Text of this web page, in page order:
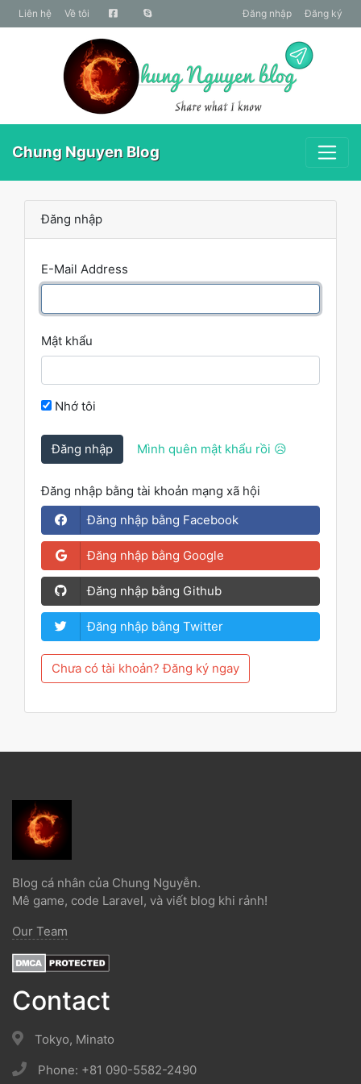
liên hệ Về tôi Đăng nhập Đăng ký
Chung Nguyen Blog
Đăng nhập
E-Mail Address
Mật khẩu
Nhớ tôi
Đăng nhập Mình quên mật khẩu rồi 😥
Đăng nhập bằng tài khoản mạng xã hội
Đăng nhập bằng Facebook
Đăng nhập bằng Google
Đăng nhập bằng Github
Đăng nhập bằng Twitter
Chưa có tài khoản? Đăng ký ngay
Blog cá nhân của Chung Nguyễn.
Mê game, code Laravel, và viết blog khi rảnh!
Our Team
Contact
Tokyo, Minato
Phone: +81 090-5582-2490